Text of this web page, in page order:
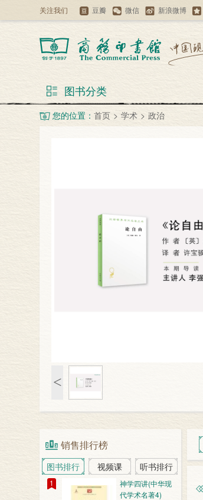
关注我们 豆瓣 微信 新浪微博
图书分类
您的位置： 首页 > 学术 > 政治
<
销售排行榜
图书排行 视频课 听书排行
1
神学四讲(中华现
代学术名著4)